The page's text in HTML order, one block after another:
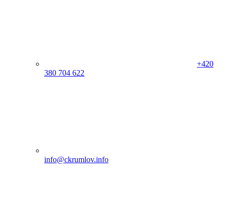
+420
380 704 622
info@ckrumlov.info